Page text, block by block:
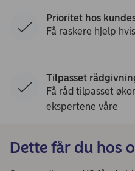
Prioritet hos
Få raskere hjelp
Tilpasset
Få råd tilpasset
ekspertene våre
Dette får du hos